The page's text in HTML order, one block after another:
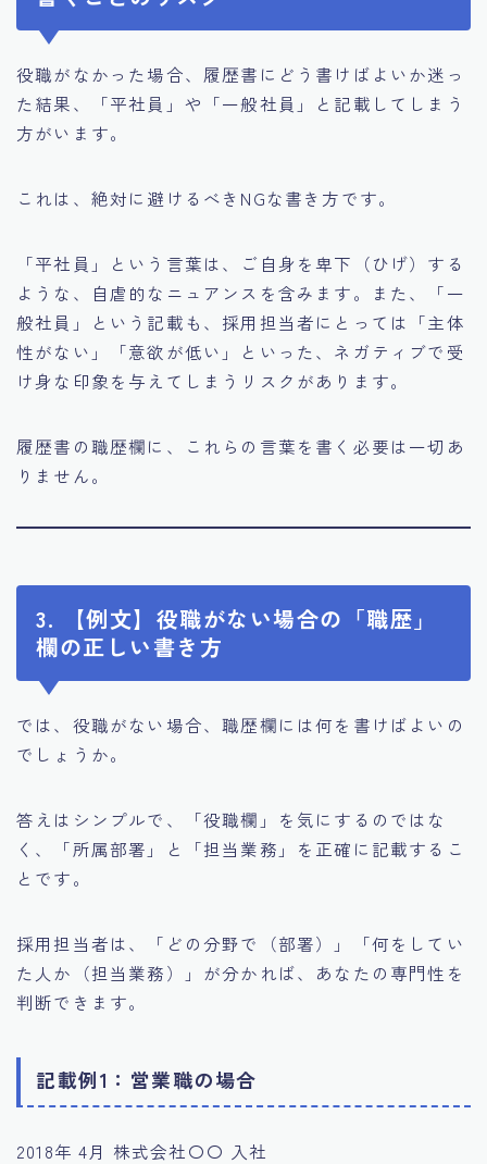
役職がなかった場合、履歴書にどう書けばよいか迷っ
た結果、「平社員」や「一般社員」と記載してしまう
方がいます。
これは、絶対に避けるべきNGな書き方です。
「平社員」という言葉は、ご自身を卑下（ひげ）する
ような、自虐的なニュアンスを含みます。また、「一
般社員」という記載も、採用担当者にとっては「主体
性がない」「意欲が低い」といった、ネガティブで受
け身な印象を与えてしまうリスクがあります。
履歴書の職歴欄に、これらの言葉を書く必要は一切あ
りません。
3. 【例文】役職がない場合の「職歴」
欄の正しい書き方
では、役職がない場合、職歴欄には何を書けばよいの
でしょうか。
答えはシンプルで、「役職欄」を気にするのではな
く、「所属部署」と「担当業務」を正確に記載するこ
とです。
採用担当者は、「どの分野で（部署）」「何をしてい
た人か（担当業務）」が分かれば、あなたの専門性を
判断できます。
記載例1：営業職の場合
2018年 4月 株式会社〇〇 入社